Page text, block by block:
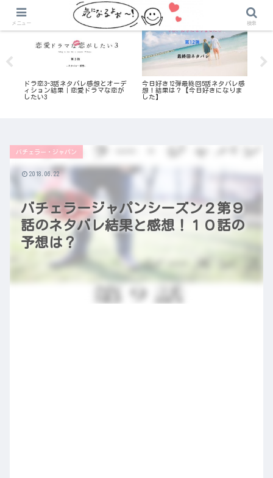
ドラ恋3-3話ネタバレ感想とオーデ
ィション結果｜恋愛ドラマな恋が
したい3
今日好き12弾最終回5話ネタバレ感
想！結果は？【今日好きになりま
した】
バチェラージャパンシーズン２第９
話のネタバレ結果と感想！１０話の
予想は？
バチェラー・ジャパン
2018.06.22
メニュー 検索